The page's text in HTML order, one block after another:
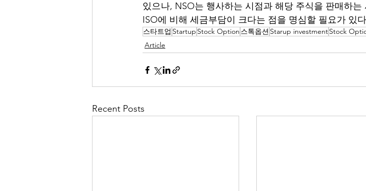
있으나, NSO는 행사하는 시점과 해당 주식을 판매하
ISO에 비해 세금부담이 크다는 점을 명심할 필요가 있
스타트업 Startup Stock Option 스톡옵션 Starup investmentStock
Article
Recent Posts